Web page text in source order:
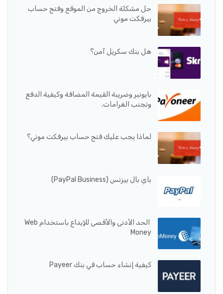
حل مشكلة الخروج من الموقع وفتح حساب
بيرفكت موني
هل بنك سكريل آمن؟
بايونير وضريبة القيمة المضافة وكيفية الدفع
وتجنب الغرامات.
لماذا يجب عليك فتح حساب بيرفكت موني؟
باي بال بيزنس (PayPal Business)
الحد الأدنى والأقصى للإيداع باستخدام Web
Money
كيفية إنشاء حساب في بنك Payeer